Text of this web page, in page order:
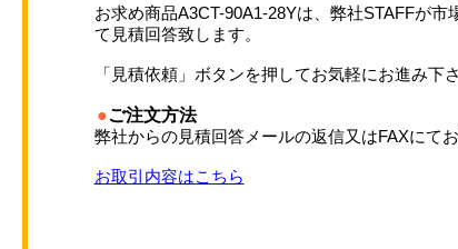
お求め商品A3CT-90A1-28Yは、弊社STAFFが市
て見積回答致します。
「見積依頼」ボタンを押してお気軽にお進み下さ
●ご注文方法
弊社からの見積回答メールの返信又はFAXにてお
お取引内容はこちら